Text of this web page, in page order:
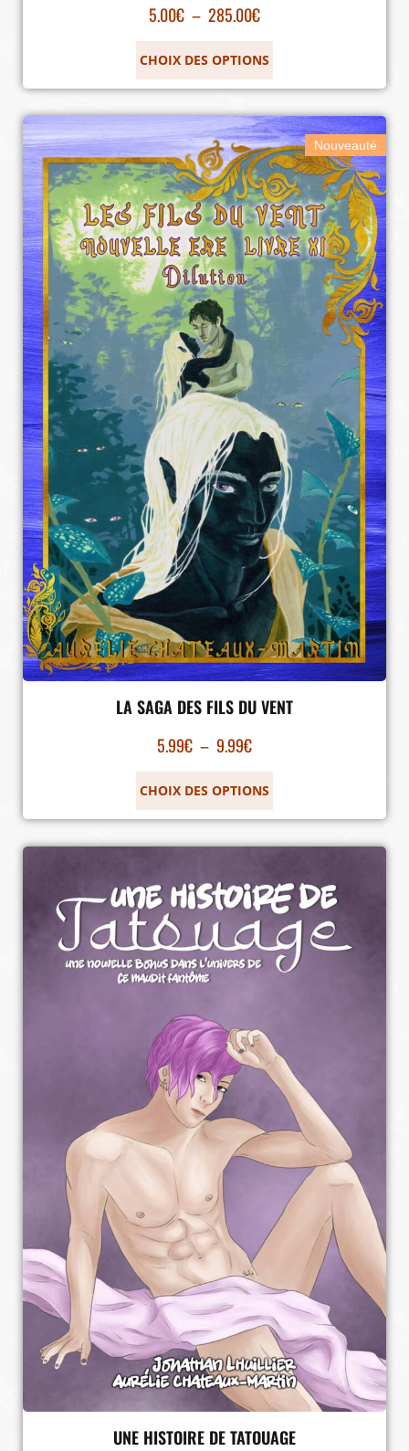
5.00€ – 285.00€
CHOIX DES OPTIONS
Nouveauté
LA SAGA DES FILS DU VENT
5.99€ – 9.99€
CHOIX DES OPTIONS
UNE HISTOIRE DE TATOUAGE